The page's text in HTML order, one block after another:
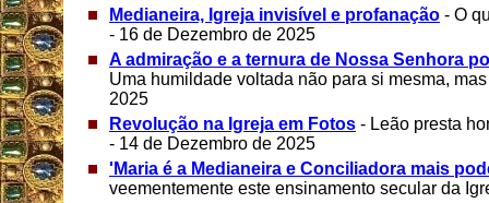
Medianeira, Igreja invisível e profanação - O
- 16 de Dezembro de 2025
A admiração e a ternura de Nossa Senhora
Uma humildade voltada não para si mesma,
2025
Revolução na Igreja em Fotos - Leão presta
- 14 de Dezembro de 2025
'Maria é a Medianeira e Conciliadora mais
veementemente este ensinamento secular da